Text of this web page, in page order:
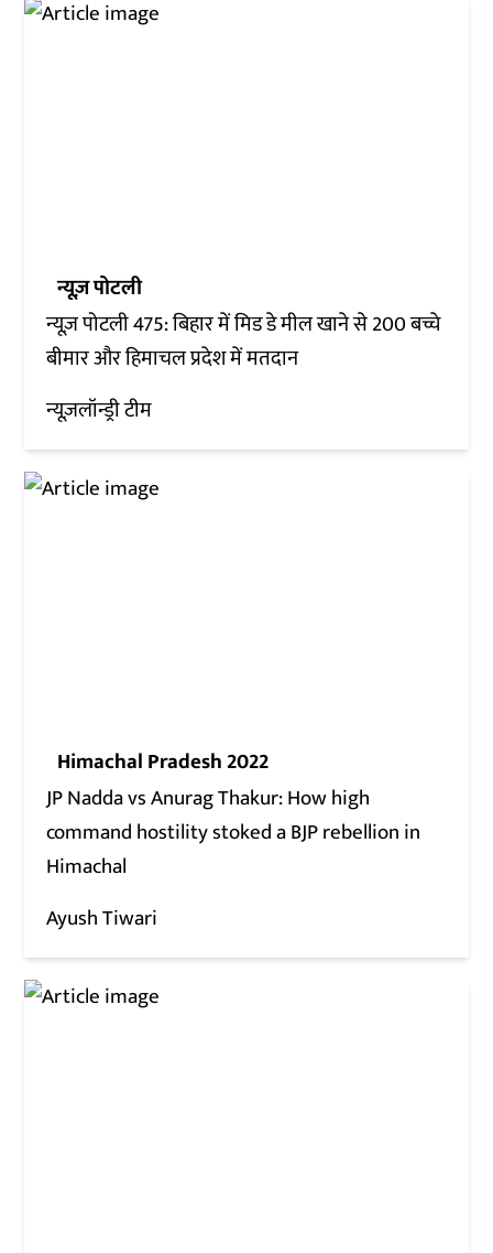
न्यूज़ पोटली
न्यूज़ पोटली 475: बिहार में मिड डे मील खाने से 200 बच्चे
बीमार और हिमाचल प्रदेश में मतदान
न्यूज़लॉन्ड्री टीम
Himachal Pradesh 2022
JP Nadda vs Anurag Thakur: How high
command hostility stoked a BJP rebellion in
Himachal
Ayush Tiwari